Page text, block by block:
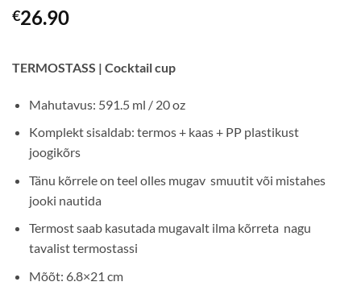
€26.90
TERMOSTASS | Cocktail cup
Mahutavus: 591.5 ml / 20 oz
Komplekt sisaldab: termos + kaas + PP plastikust
joogikõrs
Tänu kõrrele on teel olles mugav smuutit või mistahes
jooki nautida
Termost saab kasutada mugavalt ilma kõrreta nagu
tavalist termostassi
Mõõt: 6.8×21 cm